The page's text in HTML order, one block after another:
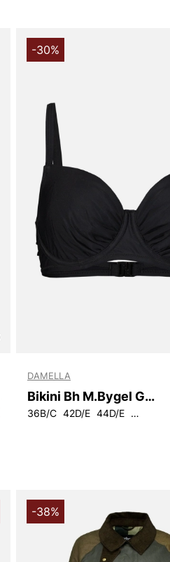
-30%
DAMELLA
Bikini Bh M.Bygel Grace
36B/C 42D/E 44D/E 46D/E
-38%